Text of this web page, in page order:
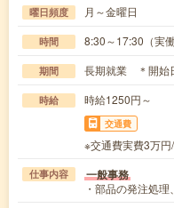
曜日頻度 月～金曜日
時間 8:30～17:30（実
期間 長期就業 ＊開始
時給 時給1250円～
交通費
※交通費実費3万
仕事内容 一般事務
・部品の発注処